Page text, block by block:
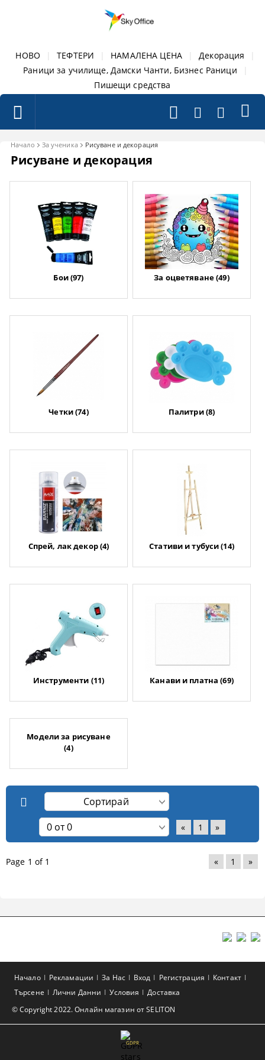
НОВО ТЕФТЕРИ НАМАЛЕНА ЦЕНА Декорация
Раници за училище, Дамски Чанти, Бизнес Раници
Пишещи средства
Начало За ученика Рисуване и декорация
Рисуване и декорация
Бои (97) За оцветяване (49)
Четки (74) Палитри (8)
Спрей, лак декор (4) Стативи и тубуси (14)
Инструменти (11) Канави и платна (69)
Модели за рисуване
(4)
« 1 »
Page 1 of 1 « 1 »
© Copyright 2022. Онлайн магазин от SELITON
Начало Рекламации За Нас Вход Регистрация
Контакт
Търсене
Лични Данни Условия Доставка
GDPR